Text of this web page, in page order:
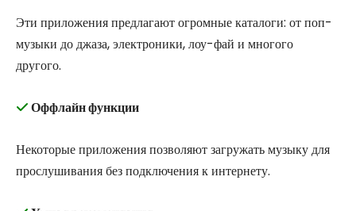
Эти приложения предлагают огромные каталоги: от поп-
музыки до джаза, электроники, лоу-фай и многого
другого.
Оффлайн функции
Некоторые приложения позволяют загружать музыку для
прослушивания без подключения к интернету.